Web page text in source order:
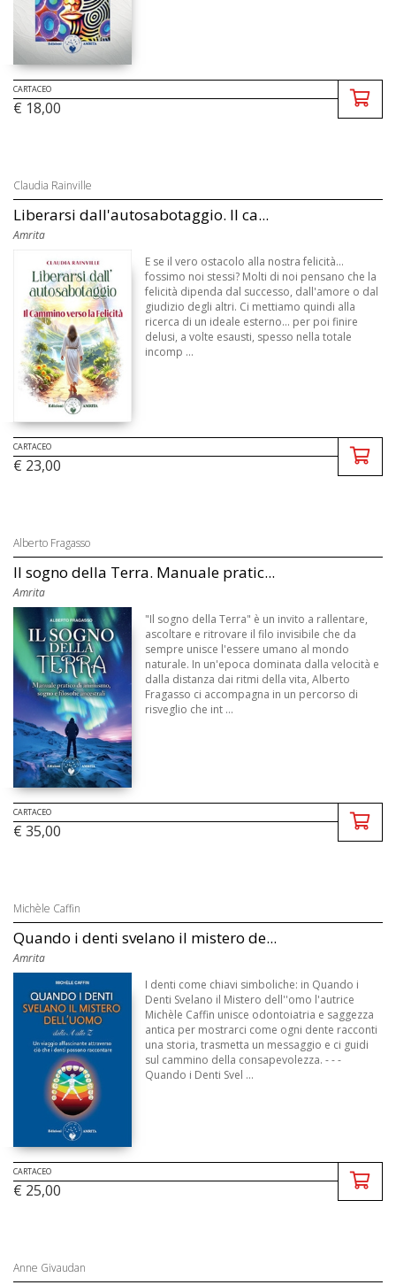
CARTACEO
€ 18,00
Claudia Rainville
Liberarsi dall'autosabotaggio. Il ca...
Amrita
E se il vero ostacolo alla nostra felicità...
fossimo noi stessi? Molti di noi pensano che la
felicità dipenda dal successo, dall'amore o dal
giudizio degli altri. Ci mettiamo quindi alla
ricerca di un ideale esterno... per poi finire
delusi, a volte esausti, spesso nella totale
incomp ...
CARTACEO
€ 23,00
Alberto Fragasso
Il sogno della Terra. Manuale pratic...
Amrita
"Il sogno della Terra" è un invito a rallentare,
ascoltare e ritrovare il filo invisibile che da
sempre unisce l'essere umano al mondo
naturale. In un'epoca dominata dalla velocità e
dalla distanza dai ritmi della vita, Alberto
Fragasso ci accompagna in un percorso di
risveglio che int ...
CARTACEO
€ 35,00
Michèle Caffin
Quando i denti svelano il mistero de...
Amrita
I denti come chiavi simboliche: in Quando i
Denti Svelano il Mistero dell''omo l'autrice
Michèle Caffin unisce odontoiatria e saggezza
antica per mostrarci come ogni dente racconti
una storia, trasmetta un messaggio e ci guidi
sul cammino della consapevolezza. - - -
Quando i Denti Svel ...
CARTACEO
€ 25,00
Anne Givaudan